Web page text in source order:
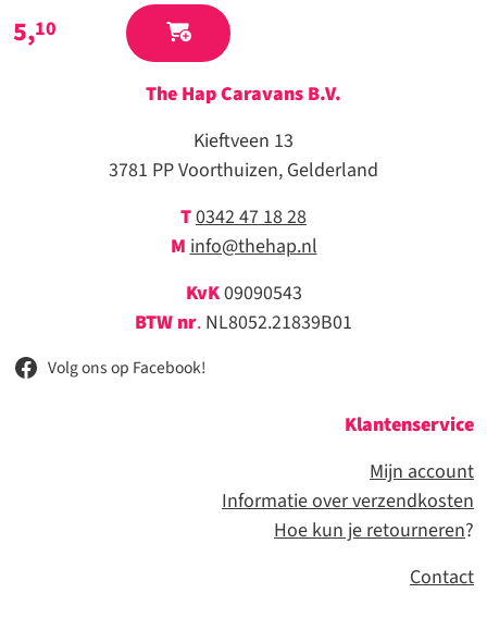
5,10
The Hap Caravans B.V.
Kieftveen 13
3781 PP Voorthuizen, Gelderland
T0342 47 18 28
M info@thehap.nl
KvK09090543
BTW nr. NL8052.21839B01
Volg ons op Facebook!
Klantenservice
Mijn account
Informatie over verzendkosten
Hoe kun je retourneren?
Contact